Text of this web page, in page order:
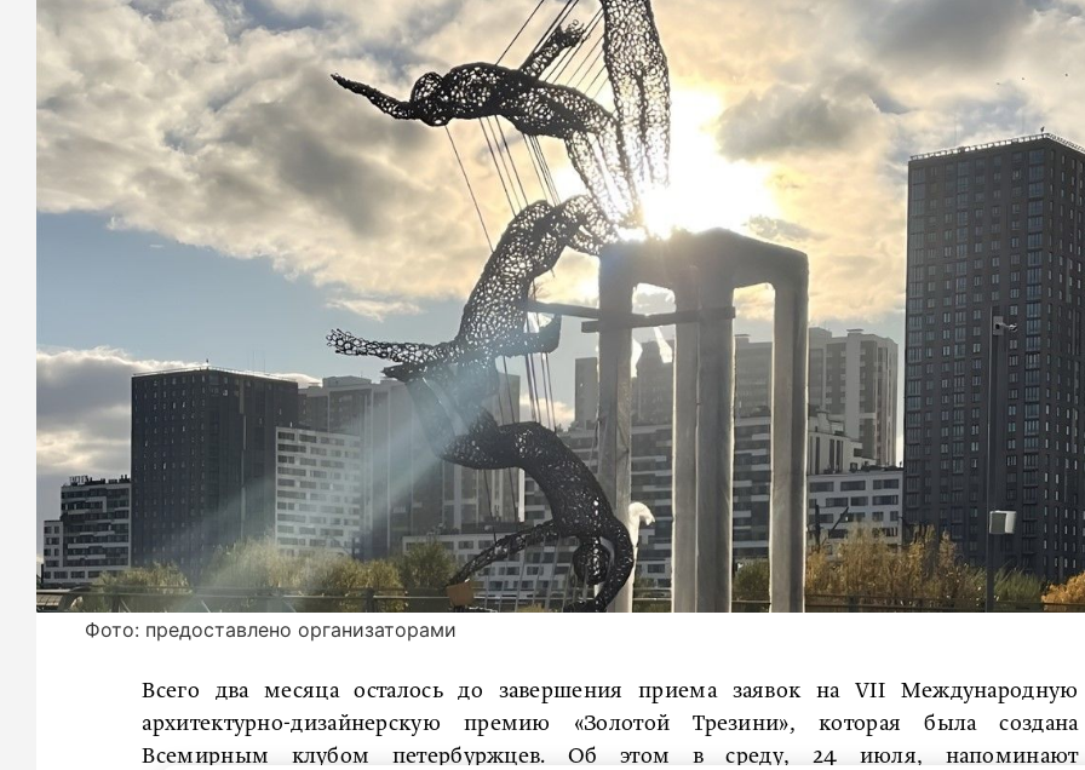
Фото: предоставлено организаторами
Всего два месяца осталось до завершения приема заявок на VII Международную
архитектурно-дизайнерскую премию «Золотой Трезини», которая была создана
Всемирным клубом петербуржцев. Об этом в среду, 24 июля, напоминают